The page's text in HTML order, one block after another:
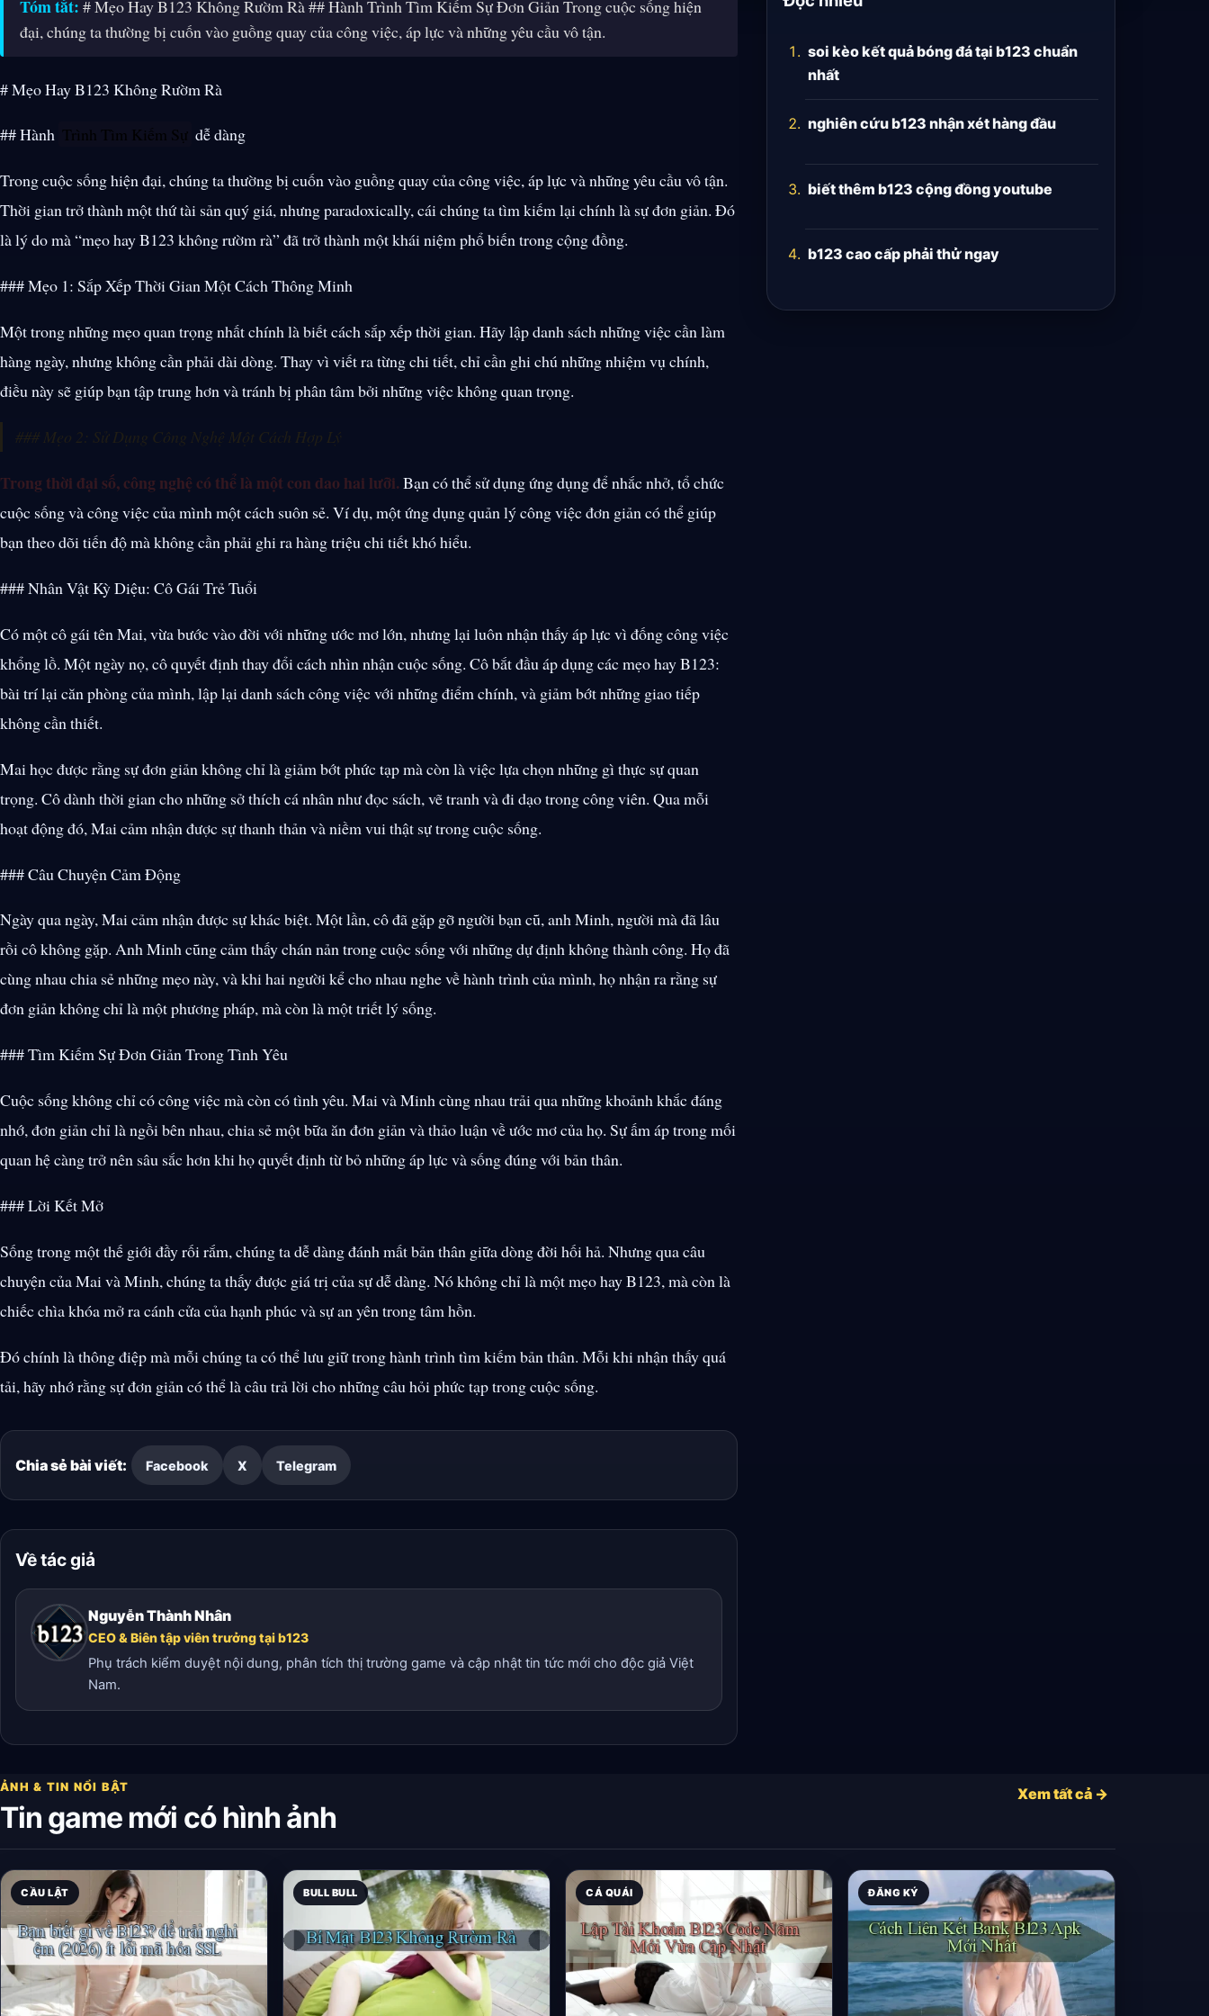
Tóm tắt: # Mẹo Hay B123 Không Rườm Rà ## Hành Trình Tìm Kiếm Sự Đơn Giản Trong cuộc sống hiện
đại, chúng ta thường bị cuốn vào guồng quay của công việc, áp lực và những yêu cầu vô tận.
# Mẹo Hay B123 Không Rườm Rà
## Hành Trình Tìm Kiếm Sự dễ dàng
Trong cuộc sống hiện đại, chúng ta thường bị cuốn vào guồng quay của công việc, áp lực và những yêu cầu vô tận.
Thời gian trở thành một thứ tài sản quý giá, nhưng paradoxically, cái chúng ta tìm kiếm lại chính là sự đơn giản. Đó
là lý do mà “mẹo hay B123 không rườm rà” đã trở thành một khái niệm phổ biến trong cộng đồng.
### Mẹo 1: Sắp Xếp Thời Gian Một Cách Thông Minh
Một trong những mẹo quan trọng nhất chính là biết cách sắp xếp thời gian. Hãy lập danh sách những việc cần làm
hàng ngày, nhưng không cần phải dài dòng. Thay vì viết ra từng chi tiết, chỉ cần ghi chú những nhiệm vụ chính,
điều này sẽ giúp bạn tập trung hơn và tránh bị phân tâm bởi những việc không quan trọng.
### Mẹo 2: Sử Dụng Công Nghệ Một Cách Hợp Lý
Trong thời đại số, công nghệ có thể là một con dao hai lưỡi.Bạn có thể sử dụng ứng dụng để nhắc nhở, tổ chức
cuộc sống và công việc của mình một cách suôn sẻ. Ví dụ, một ứng dụng quản lý công việc đơn giản có thể giúp
bạn theo dõi tiến độ mà không cần phải ghi ra hàng triệu chi tiết khó hiểu.
### Nhân Vật Kỳ Diệu: Cô Gái Trẻ Tuổi
Có một cô gái tên Mai, vừa bước vào đời với những ước mơ lớn, nhưng lại luôn nhận thấy áp lực vì đống công việc
khổng lồ. Một ngày nọ, cô quyết định thay đổi cách nhìn nhận cuộc sống. Cô bắt đầu áp dụng các mẹo hay B123:
bài trí lại căn phòng của mình, lập lại danh sách công việc với những điểm chính, và giảm bớt những giao tiếp
không cần thiết.
Mai học được rằng sự đơn giản không chỉ là giảm bớt phức tạp mà còn là việc lựa chọn những gì thực sự quan
trọng. Cô dành thời gian cho những sở thích cá nhân như đọc sách, vẽ tranh và đi dạo trong công viên. Qua mỗi
hoạt động đó, Mai cảm nhận được sự thanh thản và niềm vui thật sự trong cuộc sống.
### Câu Chuyện Cảm Động
Ngày qua ngày, Mai cảm nhận được sự khác biệt. Một lần, cô đã gặp gỡ người bạn cũ, anh Minh, người mà đã lâu
rồi cô không gặp. Anh Minh cũng cảm thấy chán nản trong cuộc sống với những dự định không thành công. Họ đã
cùng nhau chia sẻ những mẹo này, và khi hai người kể cho nhau nghe về hành trình của mình, họ nhận ra rằng sự
đơn giản không chỉ là một phương pháp, mà còn là một triết lý sống.
### Tìm Kiếm Sự Đơn Giản Trong Tình Yêu
Cuộc sống không chỉ có công việc mà còn có tình yêu. Mai và Minh cùng nhau trải qua những khoảnh khắc đáng
nhớ, đơn giản chỉ là ngồi bên nhau, chia sẻ một bữa ăn đơn giản và thảo luận về ước mơ của họ. Sự ấm áp trong mối
quan hệ càng trở nên sâu sắc hơn khi họ quyết định từ bỏ những áp lực và sống đúng với bản thân.
### Lời Kết Mở
Sống trong một thế giới đầy rối rắm, chúng ta dễ dàng đánh mất bản thân giữa dòng đời hối hả. Nhưng qua câu
chuyện của Mai và Minh, chúng ta thấy được giá trị của sự dễ dàng. Nó không chỉ là một mẹo hay B123, mà còn là
chiếc chìa khóa mở ra cánh cửa của hạnh phúc và sự an yên trong tâm hồn.
Đó chính là thông điệp mà mỗi chúng ta có thể lưu giữ trong hành trình tìm kiếm bản thân. Mỗi khi nhận thấy quá
tải, hãy nhớ rằng sự đơn giản có thể là câu trả lời cho những câu hỏi phức tạp trong cuộc sống.
Chia sẻ bài viết: Facebook X Telegram
Về tác giả
Nguyễn Thành Nhân
CEO & Biên tập viên trưởng tại b123
Phụ trách kiểm duyệt nội dung, phân tích thị trường game và cập nhật tin tức mới cho độc giả Việt
Nam.
soi kèo kết quả bóng đá tại b123 chuẩn
nhất
nghiên cứu b123 nhận xét hàng đầu
biết thêm b123 cộng đồng youtube
b123 cao cấp phải thử ngay
ẢNH & TIN NỔI BẬT
Tin game mới có hình ảnh
Xem tất cả →
CẦU LẬT BULL BULL CÁ QUÁI ĐĂNG KÝ